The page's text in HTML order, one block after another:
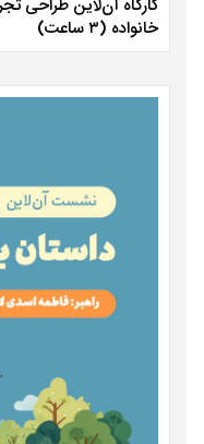
کارگاه آن‌لاین طراحی
خانواده (۳ ساعت)